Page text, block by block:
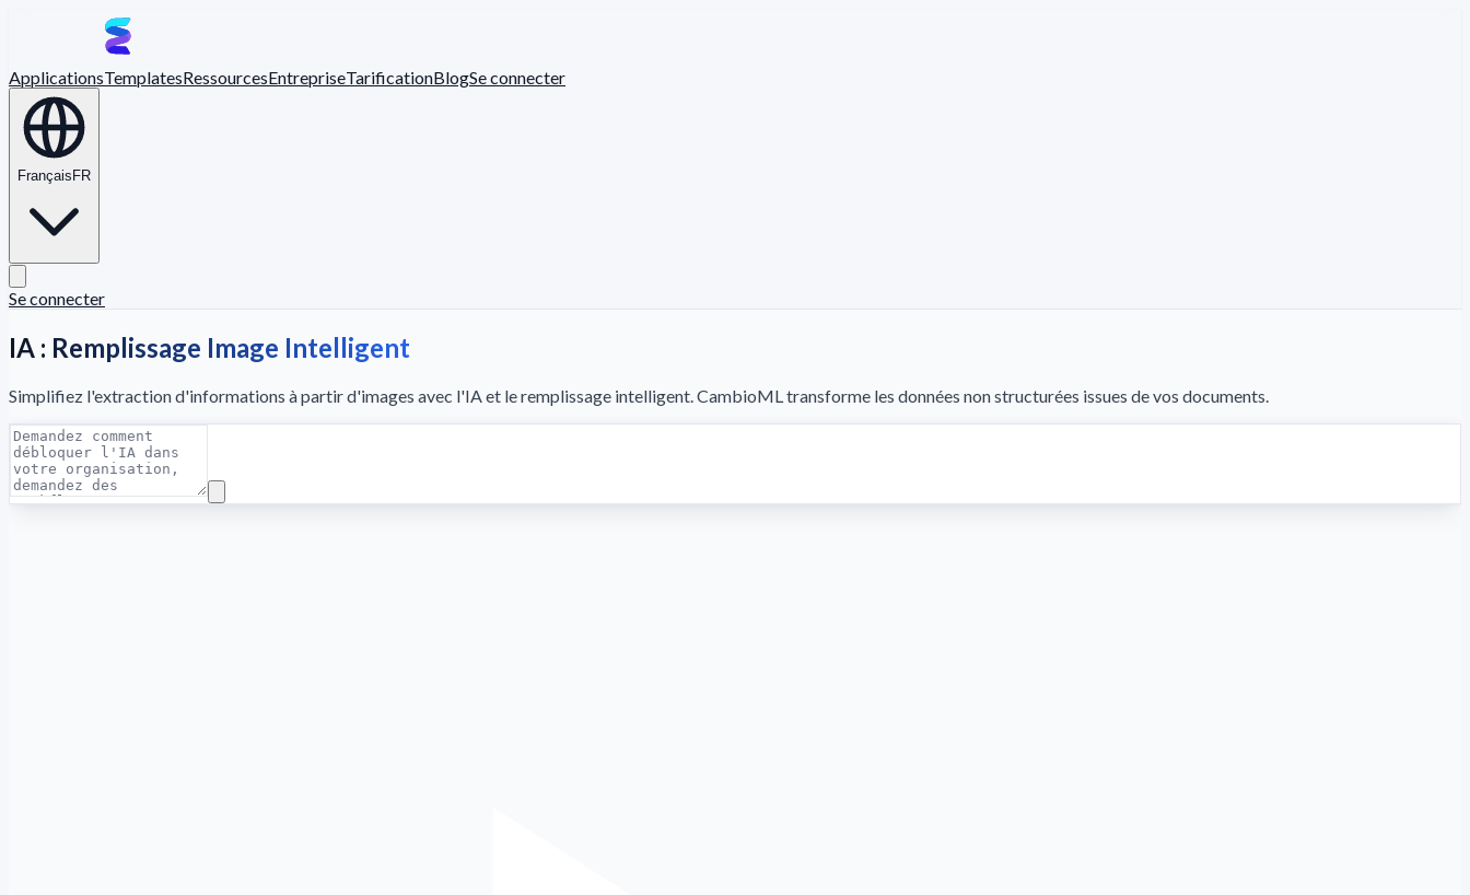
ApplicationsTemplatesRessourcesEntrepriseTarificationBlogSe connecter
Français FR
Se connecter
IA : Remplissage Image Intelligent
Simplifiez l'extraction d'informations à partir d'images avec l'IA et le remplissage intelligent. CambioML transforme les données non structurées issues de vos documents.